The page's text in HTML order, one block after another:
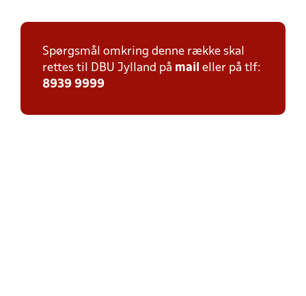
Spørgsmål omkring denne række skal
rettes til DBU Jylland på mail eller på tlf:
8939 9999